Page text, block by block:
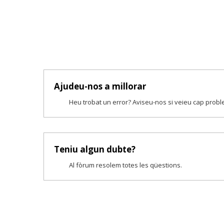
Ajudeu-nos a millorar
Heu trobat un error? Aviseu-nos si veieu cap
Teniu algun dubte?
Al fòrum resolem totes les qüestions.